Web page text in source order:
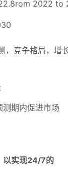
2022 to
，竞争格局，增
期内促进市场
以实现24/7的